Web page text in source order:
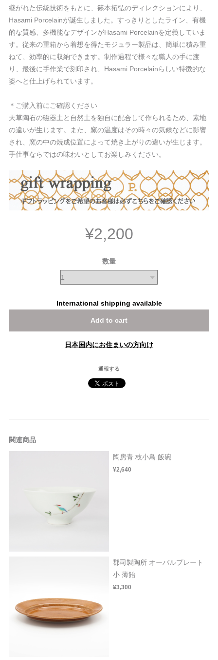
継がれた伝統技術をもとに、篠本拓弘のディレクションにより、
Hasami Porcelainが誕生しました。すっきりとしたライン、有機
的な質感、多機能なデザインがHasami Porcelainを定義していま
す。従来の重箱から着想を得たモジュラー製品は、簡単に積み重
ねて、効率的に収納できます。制作過程で様々な職人の手に渡
り、最後に手作業で刻印され、Hasami Porcelainらしい特徴的な
姿へと仕上げられています。
＊ご購入前にご確認ください
天草陶石の磁器土と自然土を独自に配合して作られるため、素地
の違いが生じます。また、窯の温度はその時々の気候などに影響
され、窯の中の焼成位置によって焼き上がりの違いが生じます。
手仕事ならではの味わいとしてお楽しみください。
¥2,200
数量
International shipping available
Add to cart
日本国内にお住まいの方向け
通報する
関連商品
陶房青 枝小鳥 飯碗
¥2,640
郡司製陶所 オーバルプレート
小 薄飴
¥3,300